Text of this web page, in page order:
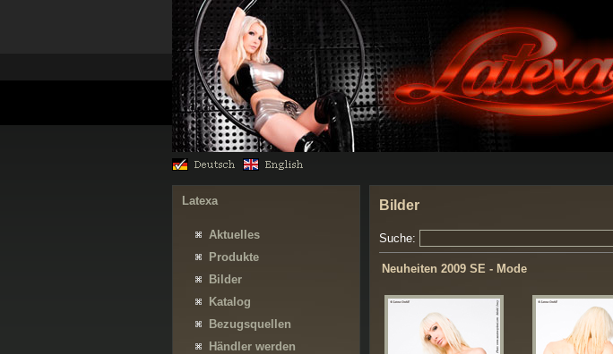
Latexa
Aktuelles
Produkte
Bilder
Katalog
Bezugsquellen
Händler werden
Bilder
Suche:
Neuheiten 2009 SE - Mode